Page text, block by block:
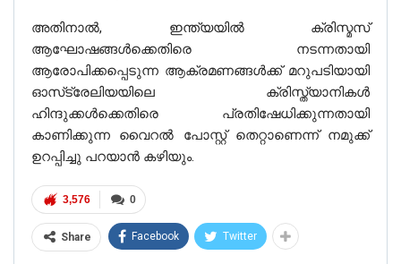
അതിനാൽ, ഇന്ത്യയിൽ ക്രിസ്മസ്
ആഘോഷങ്ങൾക്കെതിരെ നടന്നതായി
ആരോപിക്കപ്പെടുന്ന ആക്രമണങ്ങൾക്ക് മറുപടിയായി
ഓസ്‌ട്രേലിയയിലെ ക്രിസ്ത്യാനികൾ
ഹിന്ദുക്കൾക്കെതിരെ പ്രതിഷേധിക്കുന്നതായി
കാണിക്കുന്ന വൈറൽ പോസ്റ്റ് തെറ്റാണെന്ന് നമുക്ക്
ഉറപ്പിച്ചു പറയാൻ കഴിയും.
0
3,576
Share Facebook Twitter